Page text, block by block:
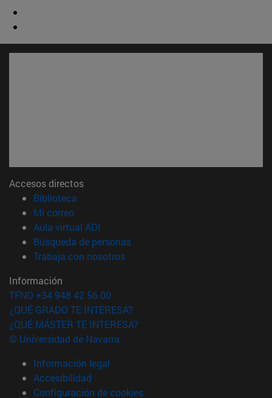
Accesos directos
Biblioteca
Mi correo(abre en nueva ventana)
Aula virtual ADI
Búsqueda de personas(abre en nueva ventana)
Trabaja con nosotros(abre en nueva ventana)
Información
TFNO +34 948 42 56 00
¿QUÉ GRADO TE INTERESA?
¿QUÉ MÁSTER TE INTERESA?
© Universidad de Navarra
Información legal
Accesibilidad
Configuración de cookies